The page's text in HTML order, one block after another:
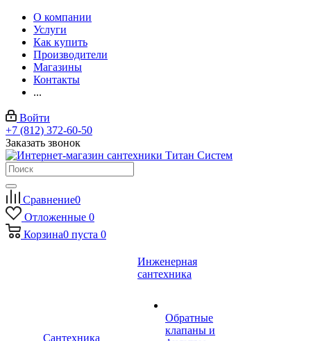
О компании
Услуги
Как купить
Производители
Магазины
Контакты
...
Войти
+7 (812) 372-60-50
Заказать звонок
Сравнение0
Отложенные 0
Корзина0 пуста 0
Сантехника
Инженерная
сантехника
Обратные
клапаны и